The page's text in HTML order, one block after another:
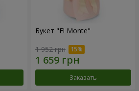
Букет "El Monte"
1 952 грн
Заказать